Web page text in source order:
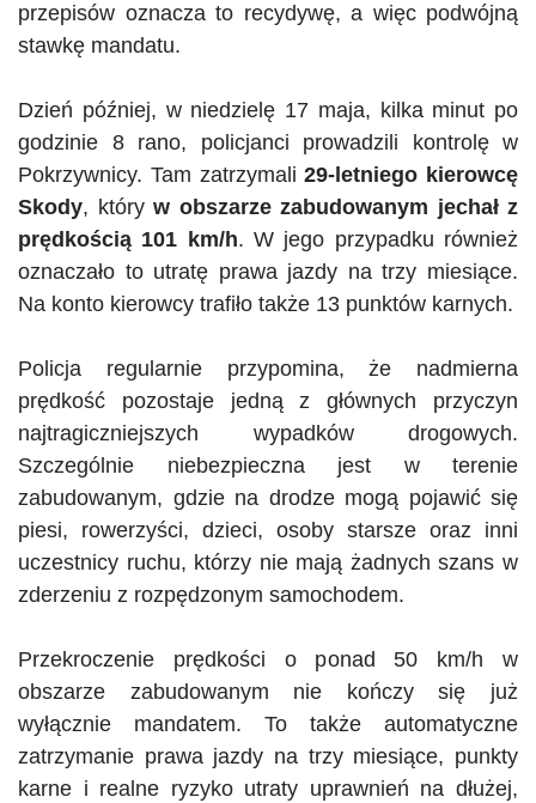
przepisów oznacza to recydywę, a więc podwójną
stawkę mandatu.
Dzień później, w niedzielę 17 maja, kilka minut po
godzinie 8 rano, policjanci prowadzili kontrolę w
Pokrzywnicy. Tam zatrzymali 29-letniego kierowcę
Skody, który w obszarze zabudowanym jechał z
prędkością 101 km/h. W jego przypadku również
oznaczało to utratę prawa jazdy na trzy miesiące.
Na konto kierowcy trafiło także 13 punktów karnych.
Policja regularnie przypomina, że nadmierna
prędkość pozostaje jedną z głównych przyczyn
najtragiczniejszych wypadków drogowych.
Szczególnie niebezpieczna jest w terenie
zabudowanym, gdzie na drodze mogą pojawić się
piesi, rowerzyści, dzieci, osoby starsze oraz inni
uczestnicy ruchu, którzy nie mają żadnych szans w
zderzeniu z rozpędzonym samochodem.
Przekroczenie prędkości o ponad 50 km/h w
obszarze zabudowanym nie kończy się już
wyłącznie mandatem. To także automatyczne
zatrzymanie prawa jazdy na trzy miesiące, punkty
karne i realne ryzyko utraty uprawnień na dłużej,